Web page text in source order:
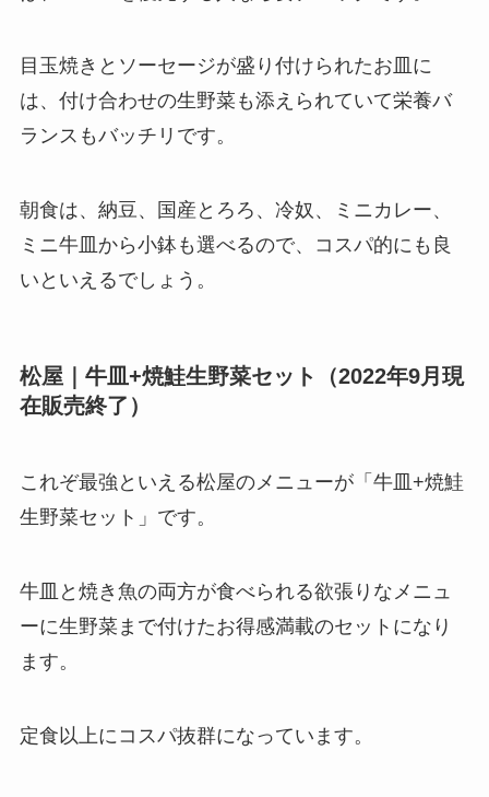
目玉焼きとソーセージが盛り付けられたお皿に
は、付け合わせの生野菜も添えられていて栄養バ
ランスもバッチリです。
朝食は、納豆、国産とろろ、冷奴、ミニカレー、
ミニ牛皿から小鉢も選べるので、コスパ的にも良
いといえるでしょう。
松屋｜牛皿+焼鮭生野菜セット（2022年9月現
在販売終了）
これぞ最強といえる松屋のメニューが「牛皿+焼鮭
生野菜セット」です。
牛皿と焼き魚の両方が食べられる欲張りなメニュ
ーに生野菜まで付けたお得感満載のセットになり
ます。
定食以上にコスパ抜群になっています。